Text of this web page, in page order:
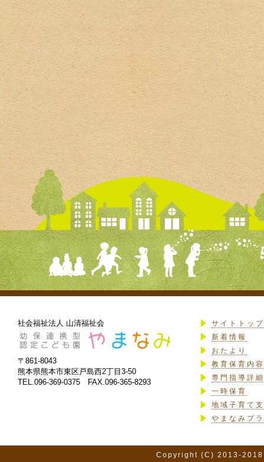
社会福祉法人 山清福祉会
〒861-8043
熊本県熊本市東区戸島西2丁目3-50
TEL.096-369-0375 FAX.096-365-8293
サイトトップ
新着情報
おたより
教育保育内
専門指導詳細
一時保育
地域子育て
やまなみプ
Copyright (C) 2013-